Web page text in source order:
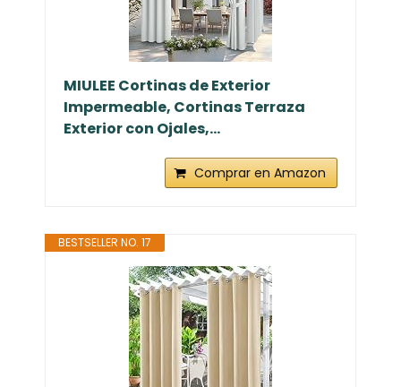
MIULEE Cortinas de Exterior
Impermeable, Cortinas Terraza
Exterior con Ojales,...
Comprar en Amazon
BESTSELLER NO. 17